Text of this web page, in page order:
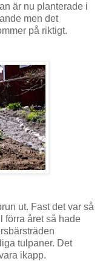
är nu planterade i
men det
på riktigt.
ut. Fast det var så
förra året så hade
tulpaner. Det
ikapp.